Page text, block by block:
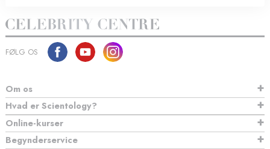
FØLG OS
Om os
Hvad er Scientology?
Online-kurser
Begynderservice